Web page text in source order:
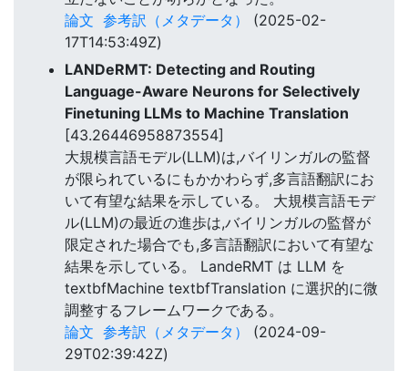
論文 参考訳（メタデータ）
(2025-02-
17T14:53:49Z)
LANDeRMT: Detecting and Routing
Language-Aware Neurons for Selectively
Finetuning LLMs to Machine Translation
[43.26446958873554]
大規模言語モデル(LLM)は,バイリンガルの監督
が限られているにもかかわらず,多言語翻訳にお
いて有望な結果を示している。 大規模言語モデ
ル(LLM)の最近の進歩は,バイリンガルの監督が
限定された場合でも,多言語翻訳において有望な
結果を示している。 LandeRMT は LLM を
textbfMachine textbfTranslation に選択的に微
調整するフレームワークである。
論文 参考訳（メタデータ）
(2024-09-
29T02:39:42Z)